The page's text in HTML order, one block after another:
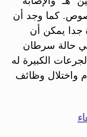
كما وجد أن
جدا يمكن أن
حالة سرطان
الكبيرة له
واختلال وظائف